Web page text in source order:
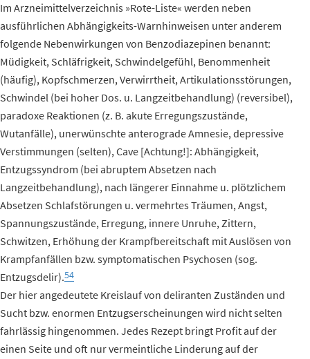
Im Arzneimittelverzeichnis »Rote-Liste« werden neben
ausführlichen Abhängigkeits-Warnhinweisen unter anderem
folgende Nebenwirkungen von Benzodiazepinen benannt:
Müdigkeit, Schläfrigkeit, Schwindelgefühl, Benommenheit
(häufig), Kopfschmerzen, Verwirrtheit, Artikulationsstörungen,
Schwindel (bei hoher Dos. u. Langzeitbehandlung) (reversibel),
paradoxe Reaktionen (z. B. akute Erregungszustände,
Wutanfälle), unerwünschte anterograde Amnesie, depressive
Verstimmungen (selten), Cave [Achtung!]: Abhängigkeit,
Entzugssyndrom (bei abruptem Absetzen nach
Langzeitbehandlung), nach längerer Einnahme u. plötzlichem
Absetzen Schlafstörungen u. vermehrtes Träumen, Angst,
Spannungszustände, Erregung, innere Unruhe, Zittern,
Schwitzen, Erhöhung der Krampfbereitschaft mit Auslösen von
Krampfanfällen bzw. symptomatischen Psychosen (sog.
Entzugsdelir).54
Der hier angedeutete Kreislauf von deliranten Zuständen und
Sucht bzw. enormen Entzugserscheinungen wird nicht selten
fahrlässig hingenommen. Jedes Rezept bringt Profit auf der
einen Seite und oft nur vermeintliche Linderung auf der